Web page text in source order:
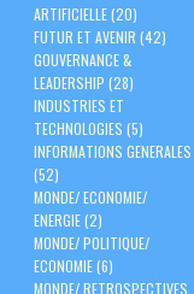
ARTIFICIELLE(20)
FUTUR ET AVENIR (42)
GOUVERNANCE &
LEADERSHIP (28)
INDUSTRIES ET
TECHNOLOGIES (5)
INFORMATIONS GENERALES
(52)
MONDE/ ECONOMIE/
ENERGIE(2)
MONDE/ POLITIQUE/
ECONOMIE(6)
MONDE/ RETROSPECTIVES